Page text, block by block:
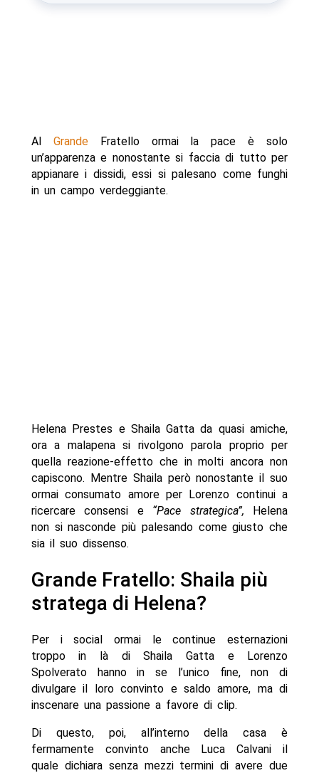
Al GrandeFratello ormai la pace è solo
un’apparenza e nonostante si faccia di tutto per
appianare i dissidi, essi si palesano come funghi
in un campo verdeggiante.
Helena Prestes e Shaila Gatta da quasi amiche,
ora a malapena si rivolgono parola proprio per
quella reazione-effetto che in molti ancora non
capiscono. Mentre Shaila però nonostante il suo
ormai consumato amore per Lorenzo continui a
ricercare consensi e “Pace strategica”, Helena
non si nasconde più palesando come giusto che
sia il suo dissenso.
Grande Fratello: Shaila più
stratega di Helena?
Per i social ormai le continue esternazioni
troppo in là di Shaila Gatta e Lorenzo
Spolverato hanno in se l’unico fine, non di
divulgare il loro convinto e saldo amore, ma di
inscenare una passione a favore di clip.
Di questo, poi, all’interno della casa è
fermamente convinto anche Luca Calvani il
quale dichiara senza mezzi termini di avere due